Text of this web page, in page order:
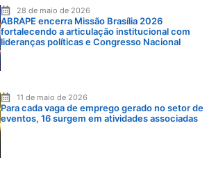
28 de maio de 2026
ABRAPE encerra Missão Brasília 2026
fortalecendo a articulação institucional com
lideranças políticas e Congresso Nacional
11 de maio de 2026
Para cada vaga de emprego gerado no setor de
eventos, 16 surgem em atividades associadas